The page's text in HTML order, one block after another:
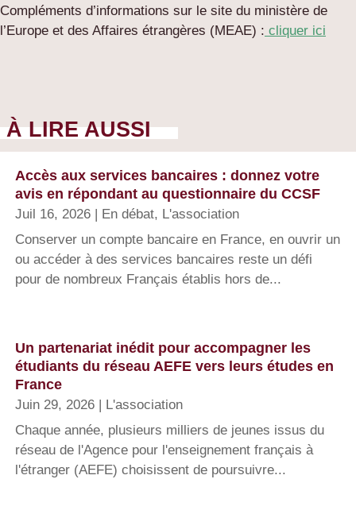
Compléments d’informations sur le site du ministère de
l’Europe et des Affaires étrangères (MEAE) : cliquer ici
À LIRE AUSSI
Accès aux services bancaires : donnez votre
avis en répondant au questionnaire du CCSF
Juil 16, 2026 En débat, L'association
Conserver un compte bancaire en France, en ouvrir un
ou accéder à des services bancaires reste un défi
pour de nombreux Français établis hors de...
Un partenariat inédit pour accompagner les
étudiants du réseau AEFE vers leurs études en
France
Juin 29, 2026
L'association
Chaque année, plusieurs milliers de jeunes issus du
réseau de l'Agence pour l'enseignement français à
l'étranger (AEFE) choisissent de poursuivre...